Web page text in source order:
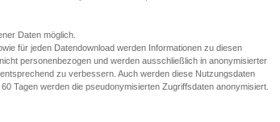
Daten möglich.
für jeden Datendownload werden Informationen zu diesen
personenbezogen und werden ausschließlich in anonymisierter
zu verbessern. Auch werden diese Nutzungsdaten
Tagen werden die pseudonymisierten Zugriffsdaten anonymisiert.